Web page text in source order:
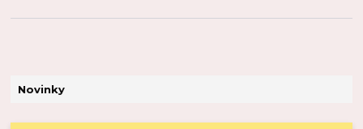
Novinky